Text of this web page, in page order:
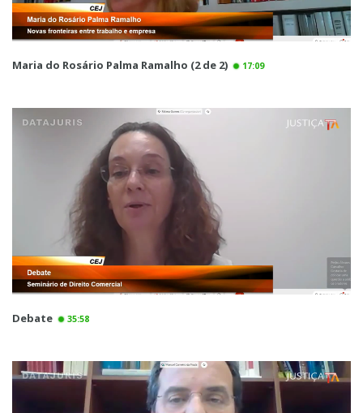
Maria do Rosário Palma Ramalho (2 de 2) 17:09
Debate 35:58